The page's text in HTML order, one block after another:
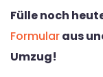
Fülle noch
Formularaus
Umzug!